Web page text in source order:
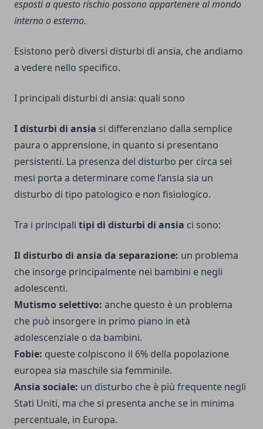
esposti a questo rischio possono appartenere al mondo
interno o esterno.
Esistono però diversi disturbi di ansia, che andiamo
a vedere nello specifico.
I principali disturbi di ansia: quali sono
I disturbi di ansia si differenziano dalla semplice
paura o apprensione, in quanto si presentano
persistenti. La presenza del disturbo per circa sei
mesi porta a determinare come l’ansia sia un
disturbo di tipo patologico e non fisiologico.
Tra i principali tipi di disturbi di ansia ci sono:
Il disturbo di ansia da separazione: un problema
che insorge principalmente nei bambini e negli
adolescenti.
Mutismo selettivo: anche questo è un problema
che può insorgere in primo piano in età
adolescenziale o da bambini.
Fobie: queste colpiscono il 6% della popolazione
europea sia maschile sia femminile.
Ansia sociale: un disturbo che è più frequente negli
Stati Uniti, ma che si presenta anche se in minima
percentuale, in Europa.